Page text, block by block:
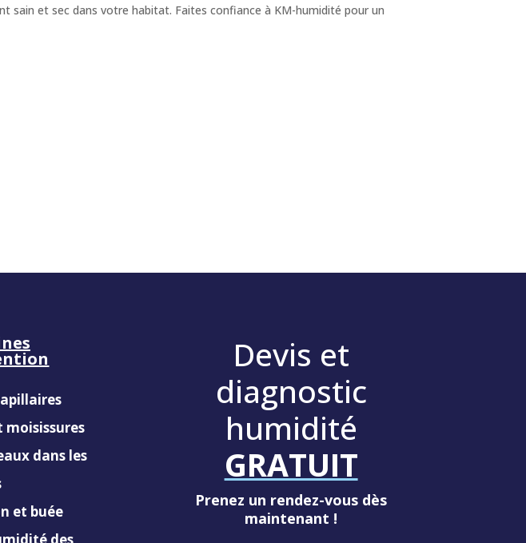
sain et sec dans votre habitat. Faites confiance à KM-humidité pour un
moisissures
dans les
et buée
des
Devis et
diagnostic
humidité
GRATUIT
Prenez un rendez-vous dès
maintenant !